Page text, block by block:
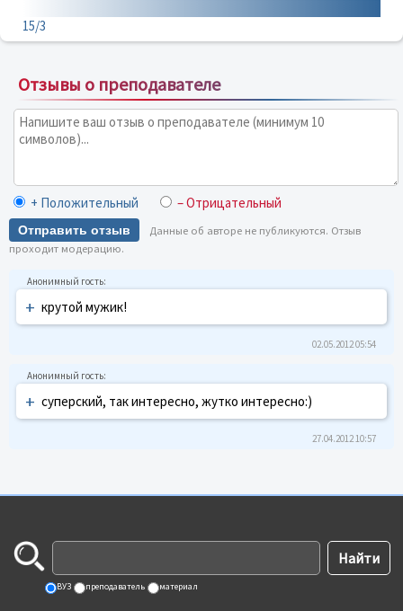
15/3
Отзывы о преподавателе
+ Положительный – Отрицательный
Отправить отзыв
Данные об авторе не публикуются. Отзыв
проходит модерацию.
+ крутой мужик!
02.05.2012 05:54
+ суперский, так интересно, жутко интересно:)
27.04.2012 10:57
ВУЗ преподаватель материал